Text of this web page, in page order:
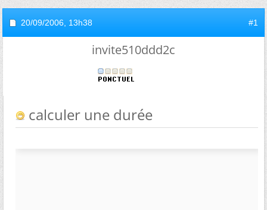
20/09/2006, 13h38 #1
invite510ddd2c
calculer une durée